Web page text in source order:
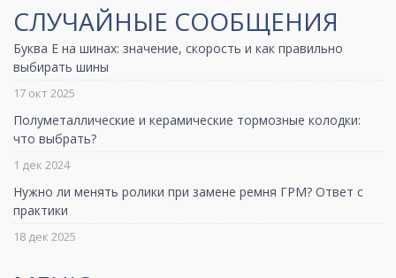
СЛУЧАЙНЫЕ СООБЩЕНИЯ
Буква Е на шинах: значение, скорость и как правильно
выбирать шины
17 окт 2025
Полуметаллические и керамические тормозные колодки:
что выбрать?
1 дек 2024
Нужно ли менять ролики при замене ремня ГРМ? Ответ с
практики
18 дек 2025